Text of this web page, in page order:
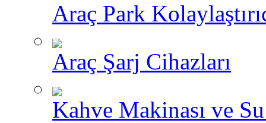
Araç Park
Araç Şarj Cihazları
Kahve Makinası ve Su